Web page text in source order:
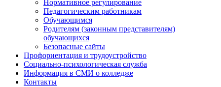
Нормативное регулирование
Педагогическим работникам
Обучающимся
Родителям (законным представителям)
обучающихся
Безопасные сайты
Профориентация и трудоустройство
Социально-психологическая служба
Информация в СМИ о колледже
Контакты